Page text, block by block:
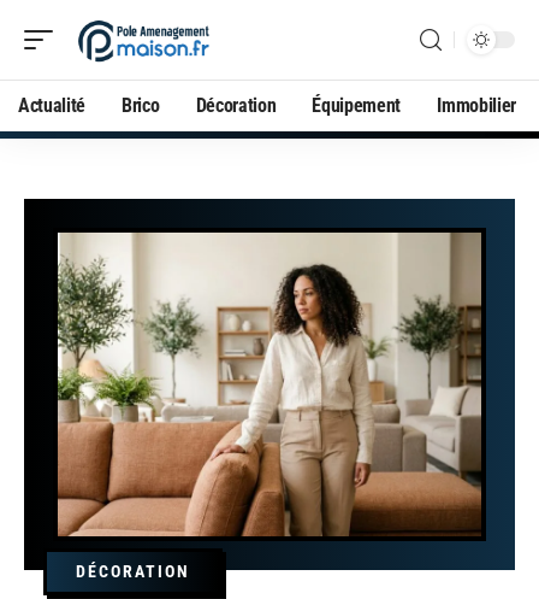
Actualité Brico Décoration Équipement Immobilier
DÉCORATION